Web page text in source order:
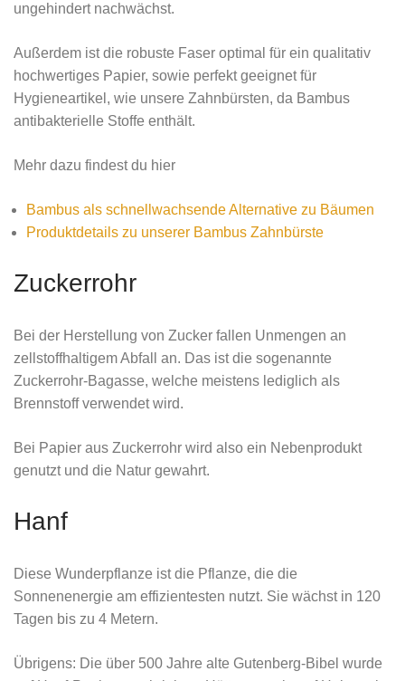
ungehindert nachwächst.
Außerdem ist die robuste Faser optimal für ein qualitativ
hochwertiges Papier, sowie perfekt geeignet für
Hygieneartikel, wie unsere Zahnbürsten, da Bambus
antibakterielle Stoffe enthält.
Mehr dazu findest du hier
Bambus als schnellwachsende Alternative zu Bäumen
Produktdetails zu unserer Bambus Zahnbürste
Zuckerrohr
Bei der Herstellung von Zucker fallen Unmengen an
zellstoffhaltigem Abfall an. Das ist die sogenannte
Zuckerrohr-Bagasse, welche meistens lediglich als
Brennstoff verwendet wird.
Bei Papier aus Zuckerrohr wird also ein Nebenprodukt
genutzt und die Natur gewahrt.
Hanf
Diese Wunderpflanze ist die Pflanze, die die
Sonnenenergie am effizientesten nutzt. Sie wächst in 120
Tagen bis zu 4 Metern.
Übrigens: Die über 500 Jahre alte Gutenberg-Bibel wurde